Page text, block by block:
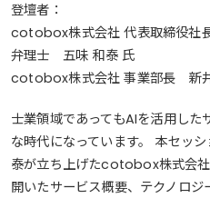
登壇者：
cotobox株式会社 代表取締役社
弁理士 五味 和泰 氏
cotobox株式会社 事業部長 新
士業領域であってもAIを活用し
な時代になっています。 本セッ
泰が立ち上げたcotobox株式会
開いたサービス概要、テクノロ